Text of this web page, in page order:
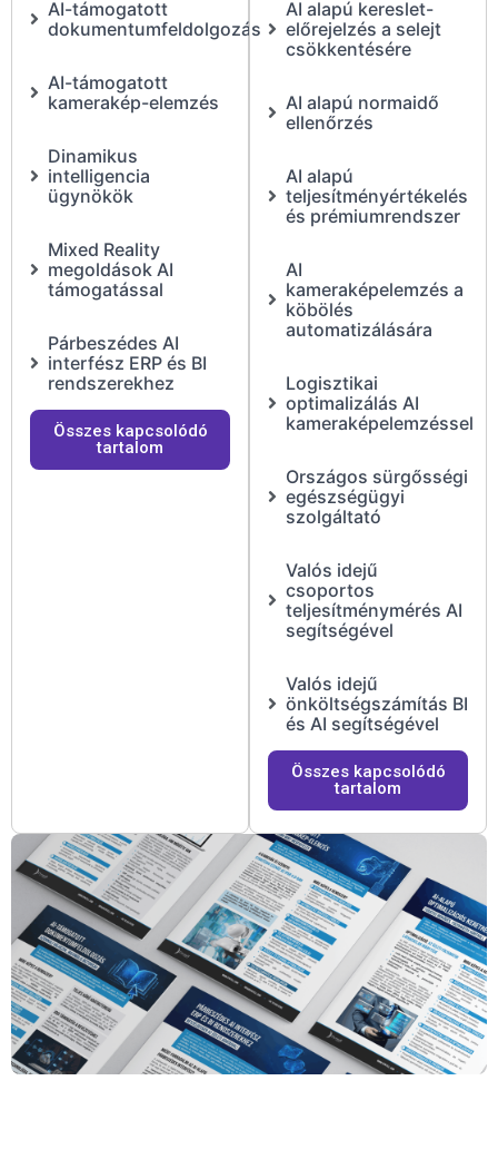
AI-támogatott
dokumentumfeldolgozás
AI-támogatott
kamerakép-elemzés
Dinamikus
intelligencia
ügynökök
Mixed Reality
megoldások AI
támogatással
Párbeszédes AI
interfész ERP és BI
rendszerekhez
Összes kapcsolódó
tartalom
AI alapú kereslet-
előrejelzés a selejt
csökkentésére
AI alapú normaidő
ellenőrzés
AI alapú
teljesítményértékelés
és prémiumrendszer
AI
kameraképelemzés a
köbölés
automatizálására
Logisztikai
optimalizálás AI
kameraképelemzéssel
Országos sürgősségi
egészségügyi
szolgáltató
Valós idejű
csoportos
teljesítménymérés AI
segítségével
Valós idejű
önköltségszámítás BI
és AI segítségével
Összes kapcsolódó
tartalom